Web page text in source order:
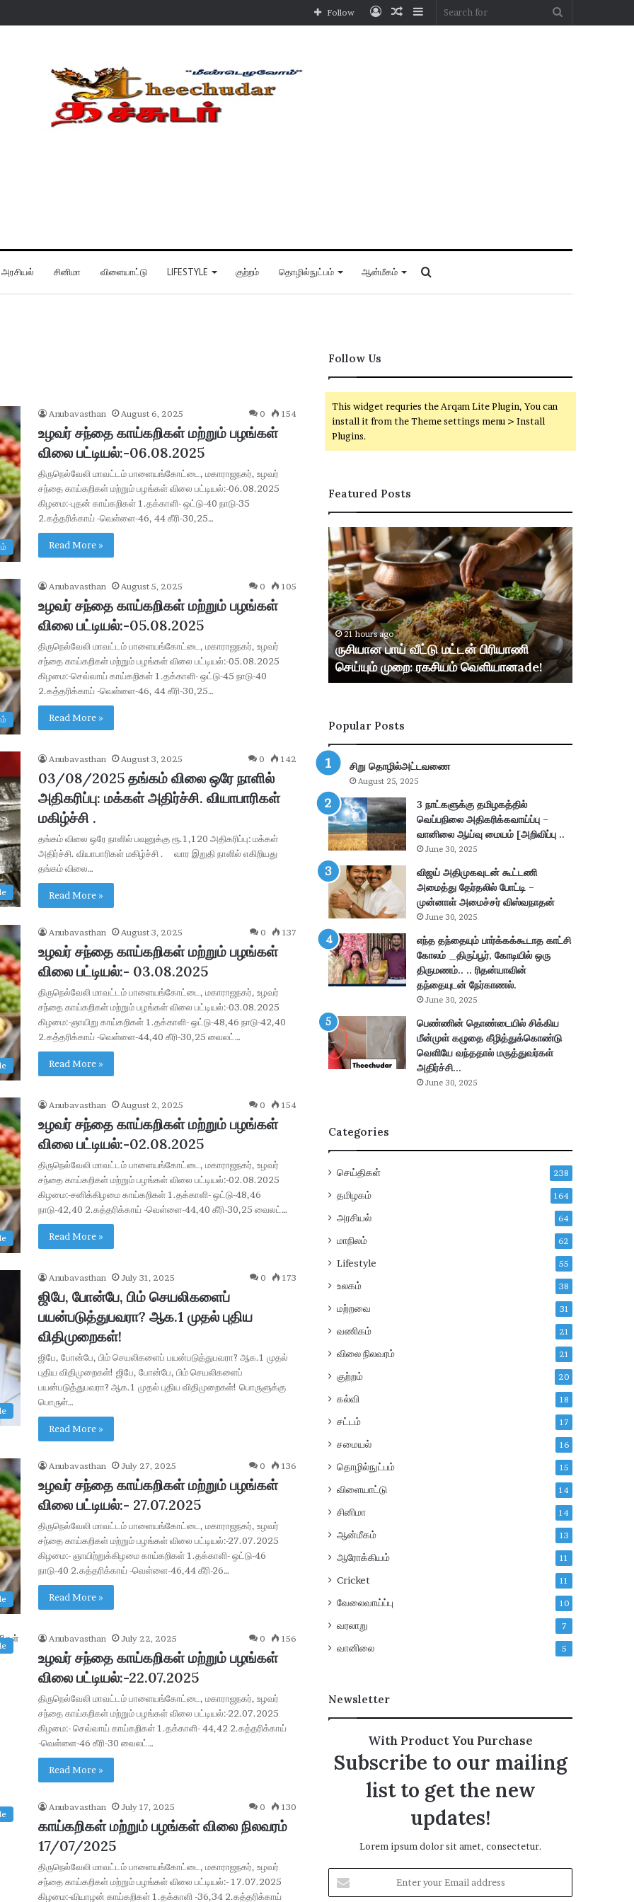
Sidebar
Random
Log
Follow
அரசியல் சினிமா விளையாட்டு LIFESTYLE குற்றம் தொழில்நுட்பம் ஆன்மீகம் Search
Anubavasthan August 6, 2025 0 154
உழவர் சந்தை காய்கறிகள் மற்றும் பழங்கள்
விலை பட்டியல்:-06.08.2025
திருநெல்வேலி மாவட்டம் பாளையங்கோட்டை, மகாராஜநகர், உழவர்
சந்தை காய்கறிகள் மற்றும் பழங்கள் விலை பட்டியல்:-06.08.2025
கிழமை:-புதன் காய்கறிகள் 1.தக்காளி- ஒட்டு-40 நாடு-35
2.கத்தரிக்காய் -வெள்ளை-46, 44 கீரி-30,25…
Read More »
Anubavasthan August 5, 2025 0 105
உழவர் சந்தை காய்கறிகள் மற்றும் பழங்கள்
விலை பட்டியல்:-05.08.2025
திருநெல்வேலி மாவட்டம் பாளையங்கோட்டை, மகாராஜநகர், உழவர்
சந்தை காய்கறிகள் மற்றும் பழங்கள் விலை பட்டியல்:-05.08.2025
கிழமை:-செவ்வாய் காய்கறிகள் 1.தக்காளி- ஒட்டு-45 நாடு-40
2.கத்தரிக்காய் -வெள்ளை-46, 44 கீரி-30,25…
Read More »
Anubavasthan August 3, 2025 0 142
03/08/2025 தங்கம் விலை ஒரே நாளில்
அதிகரிப்பு: மக்கள் அதிர்ச்சி. வியாபாரிகள்
மகிழ்ச்சி .
தங்கம் விலை ஒரே நாளில் பவுனுக்கு ரூ.1,120 அதிகரிப்பு: மக்கள்
அதிர்ச்சி. வியாபாரிகள் மகிழ்ச்சி . வார இறுதி நாளில் எகிறியது
தங்கம் விலை…
Read More »
Anubavasthan August 3, 2025 0 137
உழவர் சந்தை காய்கறிகள் மற்றும் பழங்கள்
விலை பட்டியல்:- 03.08.2025
திருநெல்வேலி மாவட்டம் பாளையங்கோட்டை, மகாராஜநகர், உழவர்
சந்தை காய்கறிகள் மற்றும் பழங்கள் விலை பட்டியல்:-03.08.2025
கிழமை:-ஞாயிறு காய்கறிகள் 1.தக்காளி- ஒட்டு-48,46 நாடு-42,40
2.கத்தரிக்காய் -வெள்ளை-44,40 கீரி-30,25 வைலட்…
Read More »
Anubavasthan August 2, 2025 0 154
உழவர் சந்தை காய்கறிகள் மற்றும் பழங்கள்
விலை பட்டியல்:-02.08.2025
திருநெல்வேலி மாவட்டம் பாளையங்கோட்டை, மகாராஜநகர், உழவர்
சந்தை காய்கறிகள் மற்றும் பழங்கள் விலை பட்டியல்:-02.08.2025
கிழமை:-சனிக்கிழமை காய்கறிகள் 1.தக்காளி- ஒட்டு-48,46
நாடு-42,40 2.கத்தரிக்காய் -வெள்ளை-44,40 கீரி-30,25 வைலட்…
Read More »
Anubavasthan July 31, 2025 0 173
ஜிபே, போன்பே, பிம் செயலிகளைப்
பயன்படுத்துபவரா? ஆக.1 முதல் புதிய
விதிமுறைகள்!
ஜிபே, போன்பே, பிம் செயலிகளைப் பயன்படுத்துபவரா? ஆக.1 முதல்
புதிய விதிமுறைகள்! ஜிபே, போன்பே, பிம் செயலிகளைப்
பயன்படுத்துபவரா? ஆக.1 முதல் புதிய விதிமுறைகள்! பொருளுக்கு
பொருள்…
Read More »
Anubavasthan July 27, 2025 0 136
உழவர் சந்தை காய்கறிகள் மற்றும் பழங்கள்
விலை பட்டியல்:- 27.07.2025
திருநெல்வேலி மாவட்டம் பாளையங்கோட்டை, மகாராஜநகர், உழவர்
சந்தை காய்கறிகள் மற்றும் பழங்கள் விலை பட்டியல்:-27.07.2025
கிழமை:- ஞாயிற்றுக்கிழமை காய்கறிகள் 1.தக்காளி- ஒட்டு-46
நாடு-40 2.கத்தரிக்காய் -வெள்ளை-46,44 கீரி-26…
Read More »
Anubavasthan July 22, 2025 0 156
உழவர் சந்தை காய்கறிகள் மற்றும் பழங்கள்
விலை பட்டியல்:-22.07.2025
திருநெல்வேலி மாவட்டம் பாளையங்கோட்டை, மகாராஜநகர், உழவர்
சந்தை காய்கறிகள் மற்றும் பழங்கள் விலை பட்டியல்:-22.07.2025
கிழமை:- செவ்வாய் காய்கறிகள் 1.தக்காளி- 44,42 2.கத்தரிக்காய்
-வெள்ளை-46 கீரி-30 வைலட்…
Read More »
Anubavasthan July 17, 2025 0 130
காய்கறிகள் மற்றும் பழங்கள் விலை நிலவரம்
17/07/2025
திருநெல்வேலி மாவட்டம் பாளையங்கோட்டை, மகாராஜநகர், உழவர்
சந்தை காய்கறிகள் மற்றும் பழங்கள் விலை பட்டியல்:- 17.07.2025
கிழமை:-வியாழன் காய்கறிகள் 1.தக்காளி -36,34 2.கத்தரிக்காய்
Follow Us
This widget requries the Arqam Lite Plugin, You can
install it from the Theme settings menu > Install
Plugins.
Featured Posts
ரூ. 2,500-
A
A
c
r
i
t
m
e
0
2
6
:
3
a
e
r
&
J
u
n
i
o
r
E
u
t
e
யி
ட
க
ள்
ஆ
க
ல்
வி
ண
ப்
ப
க
ள்
21 hours ago
AAI Recruitment 2026 : 389 Manager
& Junior Executive பணியிடங்கள் –
ஆகஸ்ட் 8 முதல் விண்ணப்பங்கள்
ரு
சி
யா
ன
பா
ய்
வீ
ட்
டு
ட்
பி
ரி
யா
ணி
ய்
யு
ம்
மு
றை
:
ர
க
சி
ய
ம்
வெ
ளி
a
d
e
!
21 hours ago
ருசியான பாய் வீட்டு மட்டன் பிரியாணி
செய்யும் முறை: ரகசியம் வெளியானade!
Popular Posts
சிறு தொழில்அட்டவணை
August 25, 2025
3 நாட்களுக்கு தமிழகத்தில்
வெப்பநிலை அதிகரிக்கவாய்ப்பு –
வானிலை ஆய்வு மையம் [அறிவிப்பு ..
June 30, 2025
விஜய் அதிமுகவுடன் கூட்டணி
அமைத்து தேர்தலில் போட்டி –
முன்னாள் அமைச்சர் விஸ்வநாதன்
June 30, 2025
எந்த தந்தையும் பார்க்கக்கூடாத காட்சி
கோலம் _திருப்பூர், கோடியில் ஒரு
திருமணம்.. .. ரிதன்யாவின்
தந்தையுடன் நேர்காணல்.
June 30, 2025
பெண்ணின் தொண்டையில் சிக்கிய
மீன்முள் கழுதை கீழித்துக்கொண்டு
வெளியே வந்ததால் மருத்துவர்கள்
அதிர்ச்சி…
June 30, 2025
Categories
செய்திகள் 238
தமிழகம் 164
அரசியல் 64
மாநிலம் 62
Lifestyle 55
உலகம் 38
மற்றவை 31
வணிகம் 21
விலை நிலவரம் 21
குற்றம் 20
கல்வி 18
சட்டம் 17
சமையல் 16
தொழில்நுட்பம் 15
விளையாட்டு 14
சினிமா 14
ஆன்மீகம் 13
ஆரோக்கியம் 11
Cricket 11
வேலைவாய்ப்பு 10
வரலாறு 7
வானிலை 5
Newsletter
With Product You Purchase
Subscribe to our mailing
list to get the new
updates!
Lorem ipsum dolor sit amet, consectetur.